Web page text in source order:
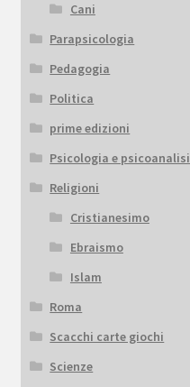
Cani
Parapsicologia
Pedagogia
Politica
prime edizioni
Psicologia e psicoanalisi
Religioni
Cristianesimo
Ebraismo
Islam
Roma
Scacchi carte giochi
Scienze